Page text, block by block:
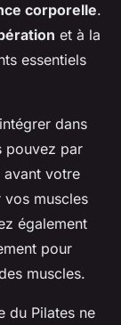
corporelle.
et à la
essentiels
dans
pouvez par
avant votre
vos muscles
également
pour
muscles.
du Pilates ne